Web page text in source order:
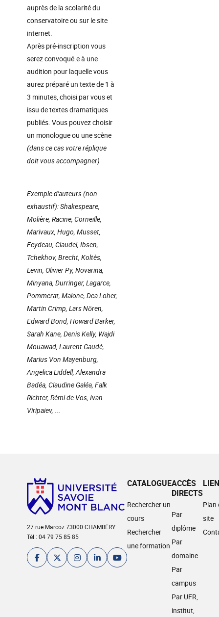
auprès de la scolarité du
conservatoire ou sur le site
internet.
Après pré-inscription vous
serez convoqué.e à une
audition pour laquelle vous
aurez préparé un texte de 1 à
3 minutes, choisi par vous et
issu de textes dramatiques
publiés. Vous pouvez choisir
un monologue ou une scène
(dans ce cas votre réplique
doit vous accompagner)
Exemple d'auteurs (non
exhaustif): Shakespeare,
Molière, Racine, Corneille,
Marivaux, Hugo, Musset,
Feydeau, Claudel, Ibsen,
Tchekhov, Brecht, Koltès,
Levin, Olivier Py, Novarina,
Minyana, Durringer, Lagarce,
Pommerat, Malone, Dea Loher,
Martin Crimp, Lars Nören,
Edward Bond, Howard Barker,
Sarah Kane, Denis Kelly, Wajdi
Mouawad, Laurent Gaudé,
Marius Von Mayenburg,
Angelica Liddell, Alexandra
Badéa, Claudine Galéa, Falk
Richter, Rémi de Vos, Ivan
Viripaiev, ...
27 rue Marcoz 73000 CHAMBÉRY
Tél : 04 79 75 85 85
CATALOGUE
Rechercher un
cours
Rechercher
une formation
ACCÈS
DIRECTS
Par
diplôme
Par
domaine
Par
campus
Par UFR,
institut,
Plan
site